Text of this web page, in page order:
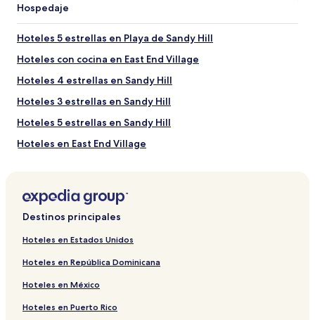
Blowing Point Ferry Terminal
Rendezvous Bay Beach (playa)
Playa de Anse Marcel
Otros puntos de interés cerca de Playa de Sandy Hill
Aurora International Golf Club
Stone Cellar Art Gallery
Devonish Art Gallery
Aurora Anguilla Entertainment Complex
Aeropuerto Clayton J. Lloyd (AXA) a 3,6 km del centro de
Sandy Hill
Sandy Hill
de Sandy Hill
Hospedaje
Hoteles 5 estrellas en Playa de Sandy Hill
Hoteles con cocina en East End Village
Hoteles 4 estrellas en Sandy Hill
Hoteles 3 estrellas en Sandy Hill
Hoteles 5 estrellas en Sandy Hill
Hoteles en East End Village
Destinos principales
Hoteles en Estados Unidos
Hoteles en República Dominicana
Hoteles en México
Hoteles en Puerto Rico